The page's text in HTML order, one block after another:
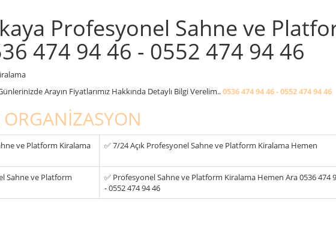
Profesyonel Sahne ve
474 94 46 - 0552 474 94 46
Arayın Fiyatlarımız Hakkında Detaylı Bilgi Verelim..0536 474 94 46 - 0552 474 94 46
ve Platform Kiralama
✅ 7/24 Açık Profesyonel Sahne ve Platform Kiralama Hemen
Sahne ve Platform
✅ Profesyonel Sahne ve Platform Kiralama Hemen Ara 0536 474
- 0552 474 94 46